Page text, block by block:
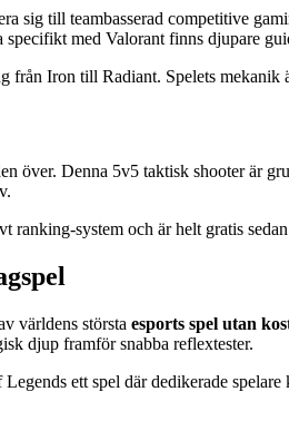
sig till teambasserad competitive
med Valorant finns djupare
Iron till Radiant. Spelets
över. Denna 5v5 taktisk shooter är
system och är helt gratis
världens största esports spel utan
djup framför snabba reflextester.
ett spel där dedikerade